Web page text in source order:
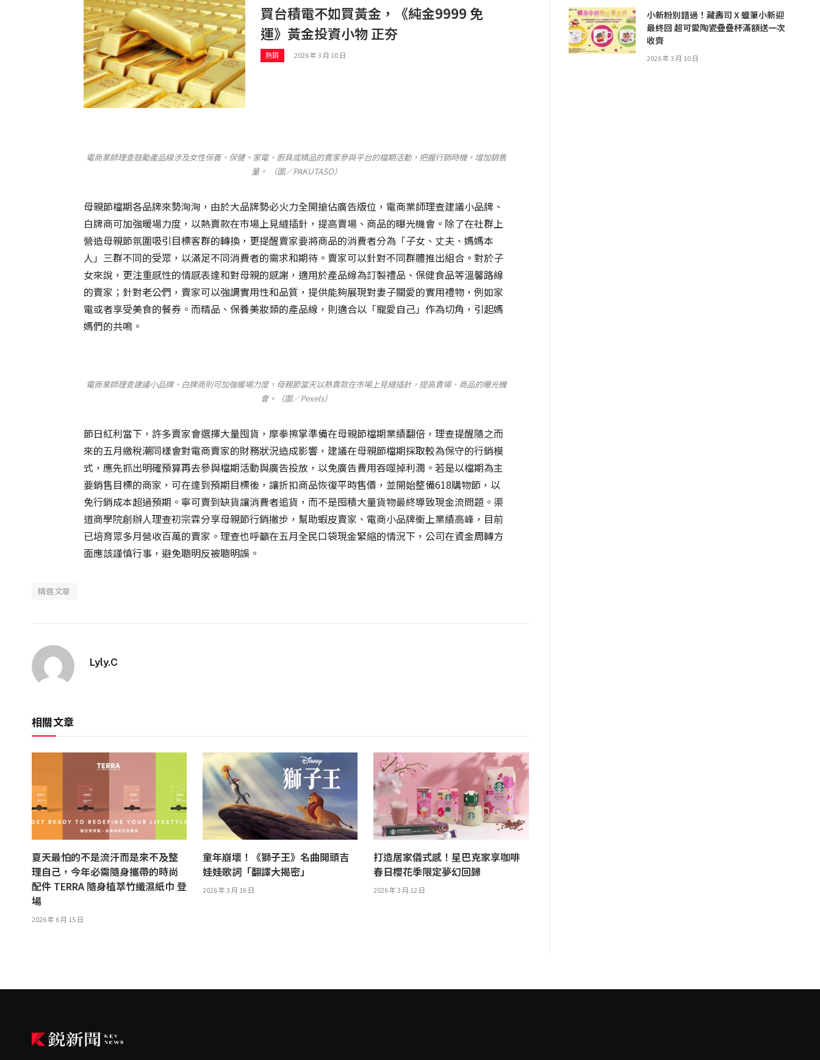
買台積電不如買黃金，《純金9999 免
運》黃金投資小物 正夯
熱銷 2026 年 3 月 10 日
電商業師理查鼓勵產品線涉及女性保養、保健、家電、廚具或精品的賣家參與平台的檔期活動，把握行銷時機，增加銷售
量。 （圖／PAKUTASO）
母親節檔期各品牌來勢洶洶，由於大品牌勢必火力全開搶佔廣告版位，電商業師理查建議小品牌、
白牌商可加強暖場力度，以熱賣款在市場上見縫插針，提高賣場、商品的曝光機會。除了在社群上
營造母親節氛圍吸引目標客群的轉換，更提醒賣家要將商品的消費者分為「子女、丈夫、媽媽本
人」三群不同的受眾，以滿足不同消費者的需求和期待。賣家可以針對不同群體推出組合。對於子
女來說，更注重感性的情感表達和對母親的感謝，適用於產品線為訂製禮品、保健食品等溫馨路線
的賣家；針對老公們，賣家可以強調實用性和品質，提供能夠展現對妻子關愛的實用禮物，例如家
電或者享受美食的餐券。而精品、保養美妝類的產品線，則適合以「寵愛自己」作為切角，引起媽
媽們的共鳴。
電商業師理查建議小品牌、白牌商則可加強暖場力度，母親節當天以熱賣款在市場上見縫插針，提高賣場、商品的曝光機
會。（圖／Pexels）
節日紅利當下，許多賣家會選擇大量囤貨，摩拳擦掌準備在母親節檔期業績翻倍，理查提醒隨之而
來的五月繳稅潮同樣會對電商賣家的財務狀況造成影響，建議在母親節檔期採取較為保守的行銷模
式，應先抓出明確預算再去參與檔期活動與廣告投放，以免廣告費用吞噬掉利潤。若是以檔期為主
要銷售目標的商家，可在達到預期目標後，讓折扣商品恢復平時售價，並開始整備618購物節，以
免行銷成本超過預期。寧可賣到缺貨讓消費者追貨，而不是囤積大量貨物最終導致現金流問題。渠
道商學院創辦人理查初宗霖分享母親節行銷撇步，幫助蝦皮賣家、電商小品牌衝上業績高峰，目前
已培育眾多月營收百萬的賣家。理查也呼籲在五月全民口袋現金緊縮的情況下，公司在資金周轉方
面應該謹慎行事，避免聰明反被聰明誤。
精選文章
Lyly.C
相關文章
夏天最怕的不是流汗而是來不及整
理自己，今年必需隨身攜帶的時尚
配件 TERRA 隨身植萃竹纖濕紙巾 登
場
2026 年 6 月 15 日
童年崩壞！《獅子王》名曲開頭吉
娃娃歌詞「翻譯大揭密」
2026 年 3 月 16 日
打造居家儀式感！星巴克家享咖啡
春日櫻花季限定夢幻回歸
2026 年 3 月 12 日
小新粉別錯過！藏壽司 X 蠟筆小新迎
最終回 超可愛陶瓷疊疊杯滿額送一次
收齊
2026 年 3 月 10 日